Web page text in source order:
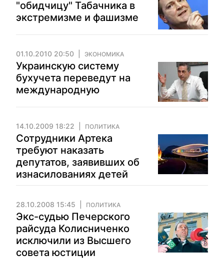
"обидчицу" Табачника в
экстремизме и фашизме
01.10.2010 20:50 ЭКОНОМИКА
Украинскую систему
бухучета переведут на
международную
14.10.2009 18:22 ПОЛИТИКА
Сотрудники Артека
требуют наказать
депутатов, заявивших об
изнасилованиях детей
28.10.2008 15:45 ПОЛИТИКА
Экс-судью Печерского
райсуда Колисниченко
исключили из Высшего
совета юстиции